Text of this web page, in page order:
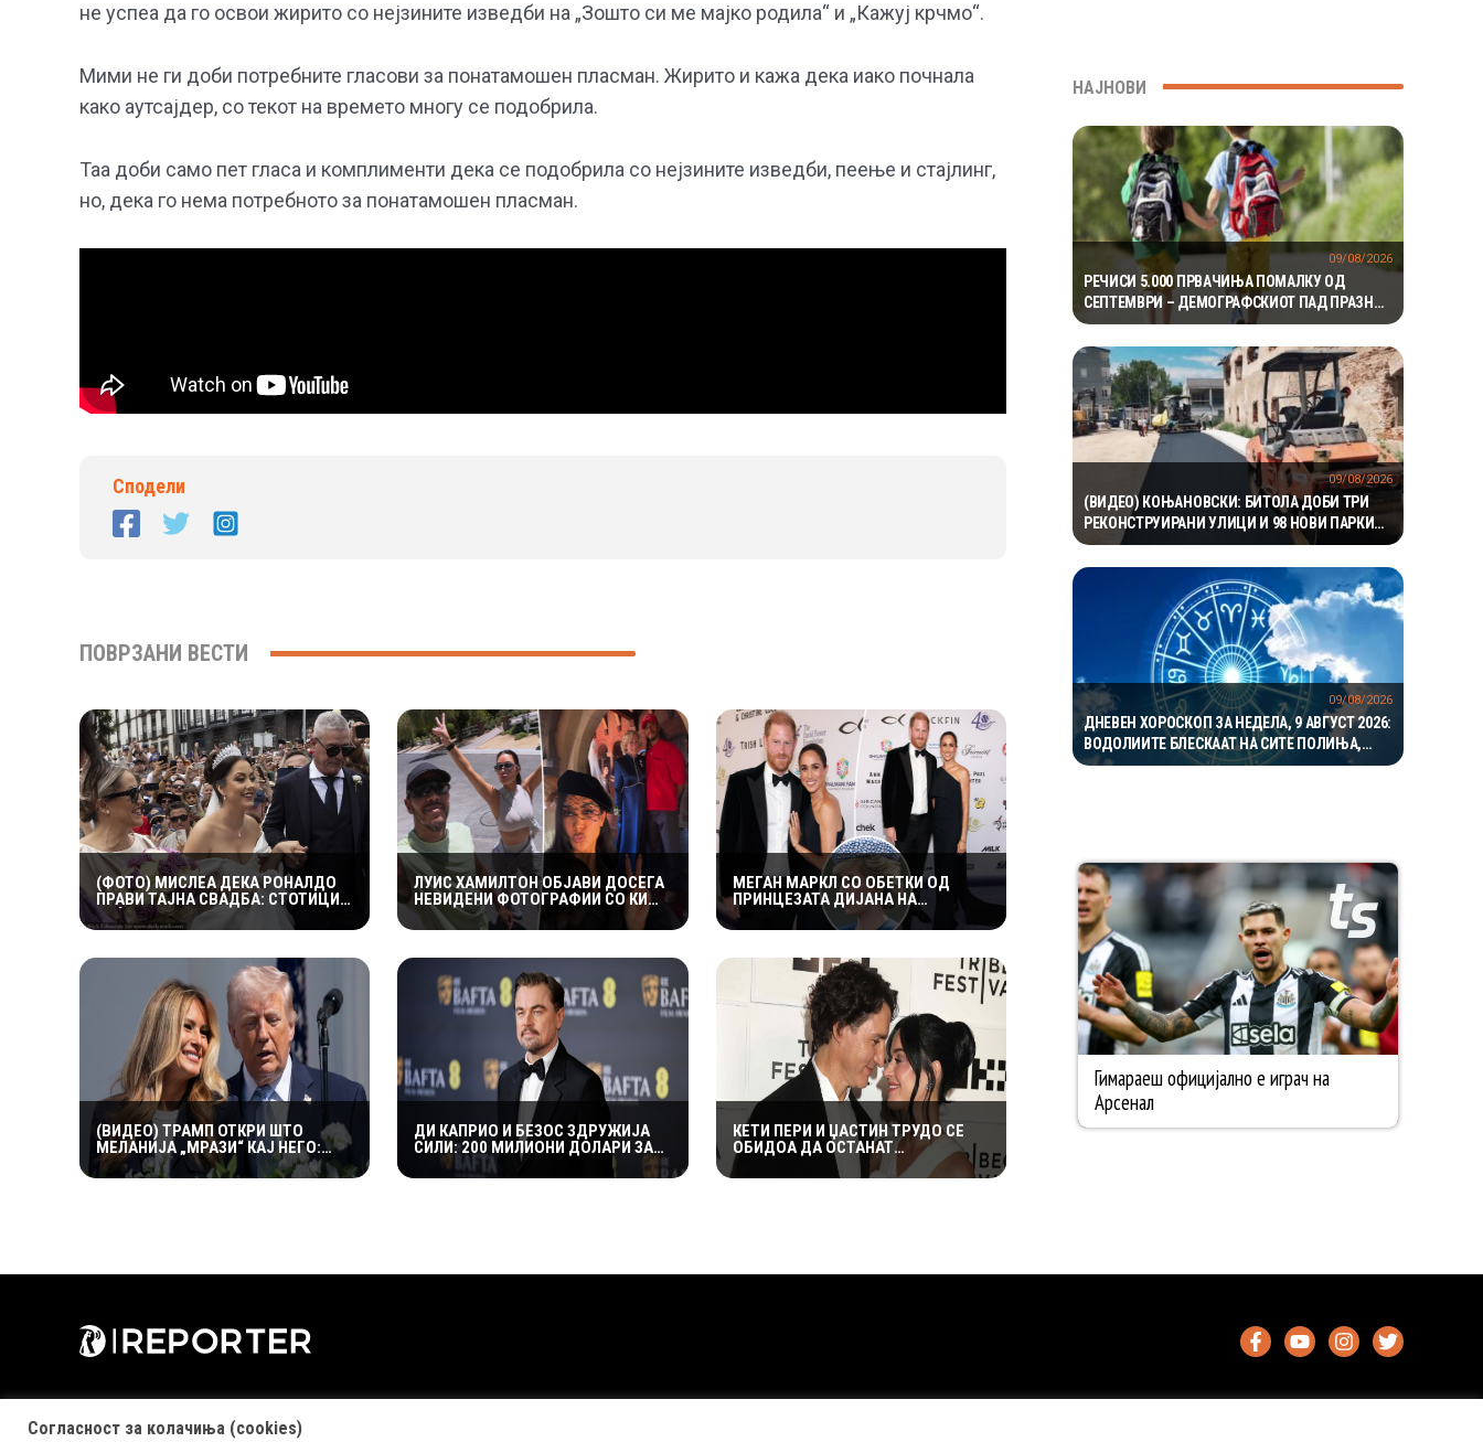
не успеа да го освои жирито со нејзините изведби на „Зошто си ме мајко родила“ и „Кажуј крчмо“.
Мими не ги доби потребните гласови за понатамошен пласман. Жирито и кажа дека иако почнала
како аутсајдер, со текот на времето многу се подобрила.
Таа доби само пет гласа и комплименти дека се подобрила со нејзините изведби, пеење и стајлинг,
но, дека го нема потребното за понатамошен пласман.
Сподели
ПОВРЗАНИ ВЕСТИ
(ФОТО) МИСЛЕА ДЕКА РОНАЛДО
ПРАВИ ТАЈНА СВАДБА: СТОТИЦИ
ЛУЃЕ ЈА ПРЕПЛАВИЈА
КАТЕДРАЛАТА, СЕСТРА МУ ОСТРО
ЛУИС ХАМИЛТОН ОБЈАВИ ДОСЕГА
НЕВИДЕНИ ФОТОГРАФИИ СО КИМ
КАРДАШИЈАН: РОМАНСАТА
СТАНУВА СÈ ПОСЕРИОЗНА
МЕГАН МАРКЛ СО ОБЕТКИ ОД
ПРИНЦЕЗАТА ДИЈАНА НА
РОМАНТИЧНА ВЕЧЕР СО ПРИНЦОТ
ХАРИ ВО КАНАДА
(ВИДЕО) ТРАМП ОТКРИ ШТО
МЕЛАНИЈА „МРАЗИ“ КАЈ НЕГО:
„МИ ВЕЛИ ДЕКА ТОА НЕ Е
ПРЕТСЕДАТЕЛСКО“
ДИ КАПРИО И БЕЗОС ЗДРУЖИЈА
СИЛИ: 200 МИЛИОНИ ДОЛАРИ ЗА
СПАС НА 100 ЗАГРОЗЕНИ ВИДОВИ
КЕТИ ПЕРИ И ЏАСТИН ТРУДО СЕ
ОБИДОА ДА ОСТАНАТ
НЕЗАБЕЛЕЖАНИ ВО КОТОР,
МЕШТАНИТЕ СО ДУХОВИТИ
НАЈНОВИ
РЕЧИСИ 5.000 ПРВАЧИЊА ПОМАЛКУ ОД
СЕПТЕМВРИ – ДЕМОГРАФСКИОТ ПАД ПРАЗНИ
ПОВЕЌЕ ОД 100 ПАРАЛЕЛКИ
09/08/2026
(ВИДЕО) КОЊАНОВСКИ: БИТОЛА ДОБИ ТРИ
РЕКОНСТРУИРАНИ УЛИЦИ И 98 НОВИ ПАРКИНГ
МЕСТА – ИНВЕСТИЦИИ ОД НАД 19 МИЛИОНИ
ДЕНАРИ
09/08/2026
ДНЕВЕН ХОРОСКОП ЗА НЕДЕЛА, 9 АВГУСТ 2026:
ВОДОЛИИТЕ БЛЕСКААТ НА СИТЕ ПОЛИЊА,
ЈАРЦИТЕ ВО ЉУБОВТА, А БЛИЗНАЦИТЕ ВО
09/08/2026
Согласност за колачиња (cookies)